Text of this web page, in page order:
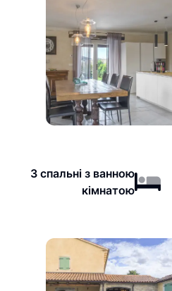
3 спальні з ванною
кімнатою